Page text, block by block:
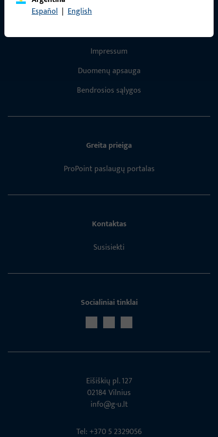
Español | English
Impressum
Duomenų apsauga
Bendrosios sąlygos
Greita prieiga
ProPoint paslaugų portalas
Kontaktas
Susisiekti
Socialiniai tinklai
Eišiškių pl. 127
02184 Vil­nius
info@g-u.lt
Tel: +370 5 2329056